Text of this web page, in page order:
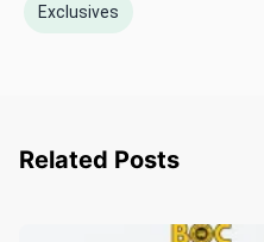
Exclusives
Related Posts